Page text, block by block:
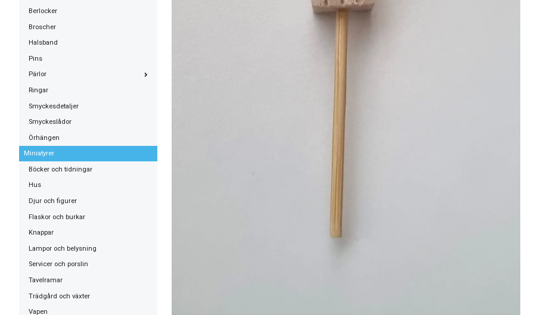
Berlocker
Broscher
Halsband
Pins
Pärlor
Ringar
Smyckesdetaljer
Smyckeslådor
Örhängen
Miniatyrer
Böcker och tidningar
Hus
Djur och figurer
Flaskor och burkar
Knappar
Lampor och belysning
Servicer och porslin
Tavelramar
Trädgård och växter
Vapen